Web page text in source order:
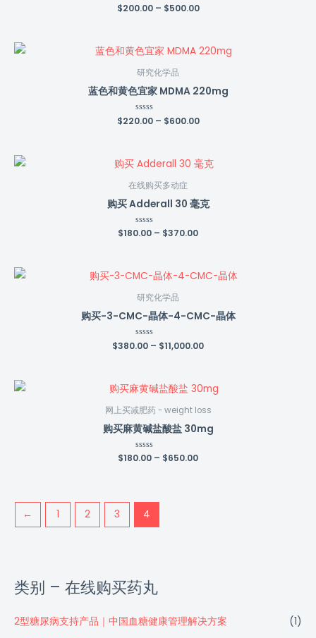
类别 – 在线购买药丸
2型糖尿病支持产品｜中国血糖健康管理解决方案
(1)
Rated
$200.00– $500.00
研究化学品
蓝色和黄色宜家 MDMA 220mg
Rated
0
$220.00– $600.00
在线购买多动症
购买 Adderall 30 毫克
Rated
$180.00 – $370.00
研究化学品
购买-3-CMC-晶体-4-CMC-晶体
Rated
0
$380.00 – $11,000.00
网上买减肥药 - weight loss
购买麻黄碱盐酸盐 30mg
Rated
$180.00 – $650.00
← 1 2 3 4